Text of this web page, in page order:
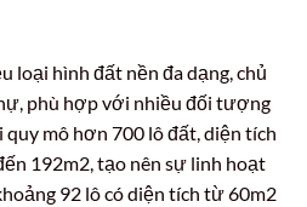
loại hình đất nền đa dạng, chủ
phù hợp với nhiều đối tượng
quy mô hơn 700 lô đất, diện tích
192m2, tạo nên sự linh hoạt
92 lô có diện tích từ 60m2